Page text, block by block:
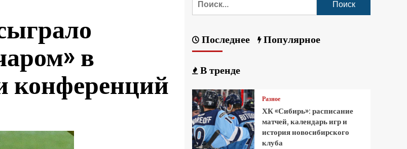
в
конференций
Последнее Популярное
В тренде
Разное
ХК «Сибирь»: расписание
матчей, календарь игр и
история новосибирского
клуба